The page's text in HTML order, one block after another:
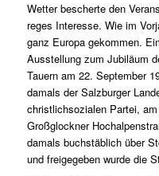
Wetter bescherte den
reges Interesse. Wie im
ganz Europa gekommen.
Ausstellung zum Jubiläum
Tauern am 22. September
damals der Salzburger
christlichsozialen Partei,
Großglockner
damals buchstäblich über
und freigegeben wurde die